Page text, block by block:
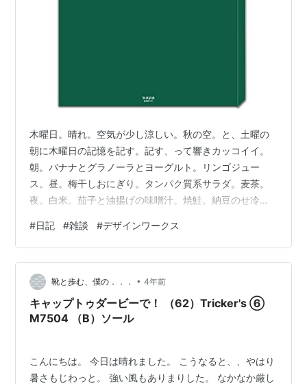
木曜日。晴れ。空気が少し涼しい。秋の空。と、土曜の
朝に木曜日の記憶を記す。記す、って響きカッコイイ。
朝。バナナとグラノーラとヨーグルト。リンゴジュー
ス。昼。梅干しおにぎり。タンパク質系サラダ。麦茶。
夜。白米。茄子と油揚げの味噌汁。焼鮭。納豆のせ冷
味い！＊職場で明らかにコロナを撒き散らしている御仁
がいるのだが、『頑張って出社している自分』に酔って
いるので周囲の惨状が分からないらしい。五日以上経っ
てても体調悪い場合は休んで、自分の体大事でしょ、と
いう上司のマイルドな説得もスルー。むしろ『コロナに
なった私を責めてる！』と被害妄想を各所にアピール。
#日記 #雑談 #デザインワークス
靴と歩む、僕の．．． • 4年前
キャップトゥダービーで！ （62）Tricker's ⑥
M7504 （B）ソール
こんにちは。 今日は晴れました。 こうなると、、やはり
暑さもじわっと。 強い風もありまりした。 なかなか厳し